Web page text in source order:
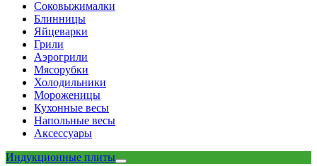
Соковыжималки
Блинницы
Яйцеварки
Грили
Аэрогрили
Мясорубки
Холодильники
Мороженицы
Кухонные весы
Напольные весы
Аксессуары
Индукционные плиты